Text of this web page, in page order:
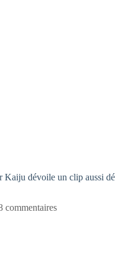
Kaiju dévoile un clip aussi
commentaires